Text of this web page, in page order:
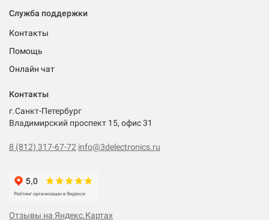
Служба поддержки
Контакты
Помощь
Онлайн чат
Контакты
г.Санкт-Петербург
Владимирский проспект 15, офис 31
8 (812) 317-67-72 info@3delectronics.ru
Отзывы на Яндекс.Картах